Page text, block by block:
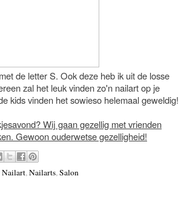
de letter S. Ook deze heb ik uit de losse
zal het leuk vinden zo'n nailart op je
kids vinden het sowieso helemaal geweldig!
Wij gaan gezellig met vrienden
Gewoon ouderwetse gezelligheid!
Nailart,Nailarts,Salon